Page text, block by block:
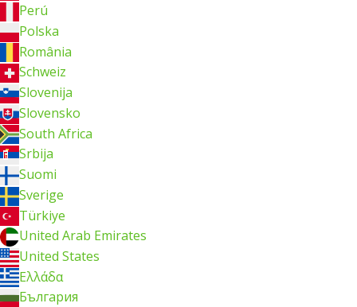
Perú
Polska
România
Schweiz
Slovenija
Slovensko
South Africa
Srbija
Suomi
Sverige
Türkiye
United Arab Emirates
United States
Ελλάδα
България